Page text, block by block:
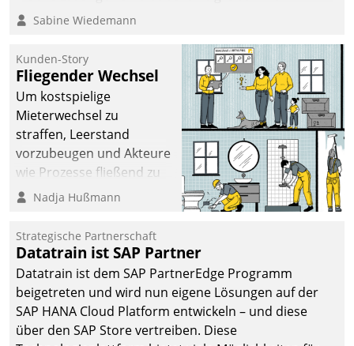
Unternehmen am
Sabine Wiedemann
Kunden-Story
Fliegender Wechsel
Um kostspielige
Mieterwechsel zu
straffen, Leerstand
vorzubeugen und Akteure
wie Prozesse fließend zu
vernetzen, nutzt die
Jahresbeginn eine
Überblick, Einsicht und
Eingriff bietende Lösung.
Zur Entwicklung setzte
man auf
Cloudtechnologie,
Nadja Hußmann
Strategische Partnerschaft
Datatrain ist SAP Partner
Datatrain ist dem SAP PartnerEdge Programm
beigetreten und wird nun eigene Lösungen auf der
SAP HANA Cloud Platform entwickeln – und diese
über den SAP Store vertreiben. Diese